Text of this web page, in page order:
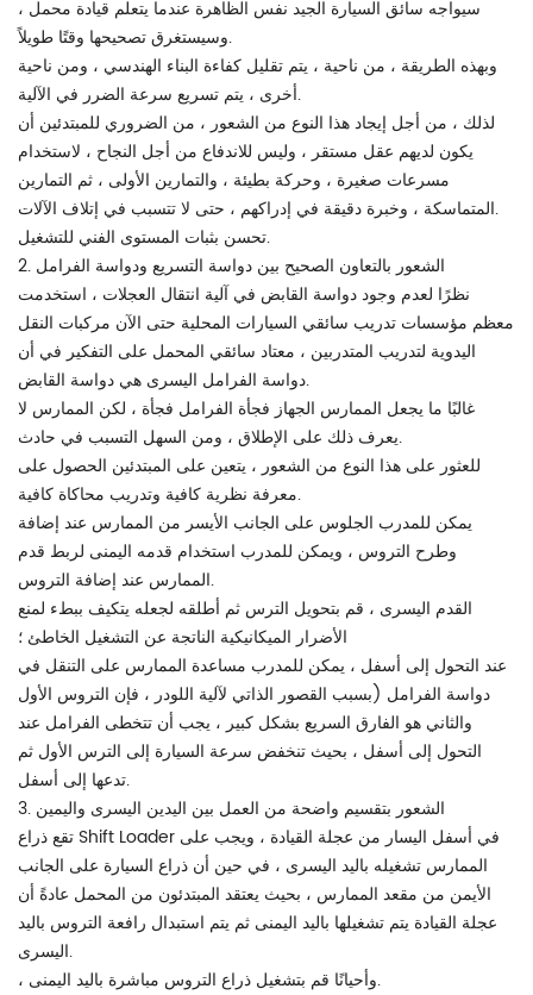
سيواجه سائق السيارة الجيد نفس الظاهرة عندما يتعلم قيادة محمل ،
وسيستغرق تصحيحها وقتًا طويلاً.
وبهذه الطريقة ، من ناحية ، يتم تقليل كفاءة البناء الهندسي ، ومن ناحية
أخرى ، يتم تسريع سرعة الضرر في الآلية.
لذلك ، من أجل إيجاد هذا النوع من الشعور ، من الضروري للمبتدئين أن
يكون لديهم عقل مستقر ، وليس للاندفاع من أجل النجاح ، لاستخدام
مسرعات صغيرة ، وحركة بطيئة ، والتمارين الأولى ، ثم التمارين
المتماسكة ، وخبرة دقيقة في إدراكهم ، حتى لا تتسبب في إتلاف الآلات.
تحسن بثبات المستوى الفني للتشغيل.
2. الشعور بالتعاون الصحيح بين دواسة التسريع ودواسة الفرامل
نظرًا لعدم وجود دواسة القابض في آلية انتقال العجلات ، استخدمت
معظم مؤسسات تدريب سائقي السيارات المحلية حتى الآن مركبات النقل
اليدوية لتدريب المتدربين ، معتاد سائقي المحمل على التفكير في أن
دواسة الفرامل اليسرى هي دواسة القابض.
غالبًا ما يجعل الممارس الجهاز فجأة الفرامل فجأة ، لكن الممارس لا
يعرف ذلك على الإطلاق ، ومن السهل التسبب في حادث.
للعثور على هذا النوع من الشعور ، يتعين على المبتدئين الحصول على
معرفة نظرية كافية وتدريب محاكاة كافية.
يمكن للمدرب الجلوس على الجانب الأيسر من الممارس عند إضافة
وطرح التروس ، ويمكن للمدرب استخدام قدمه اليمنى لربط قدم
الممارس عند إضافة التروس.
القدم اليسرى ، قم بتحويل الترس ثم أطلقه لجعله يتكيف ببطء لمنع
الأضرار الميكانيكية الناتجة عن التشغيل الخاطئ ؛
عند التحول إلى أسفل ، يمكن للمدرب مساعدة الممارس على التنقل في
دواسة الفرامل (بسبب القصور الذاتي لآلية اللودر ، فإن التروس الأول
والثاني هو الفارق السريع بشكل كبير ، يجب أن تتخطى الفرامل عند
التحول إلى أسفل ، بحيث تنخفض سرعة السيارة إلى الترس الأول ثم
تدعها إلى أسفل.
3. الشعور بتقسيم واضحة من العمل بين اليدين اليسرى واليمين
تقع ذراع Shift Loader في أسفل اليسار من عجلة القيادة ، ويجب على
الممارس تشغيله باليد اليسرى ، في حين أن ذراع السيارة على الجانب
الأيمن من مقعد الممارس ، بحيث يعتقد المبتدئون من المحمل عادةً أن
عجلة القيادة يتم تشغيلها باليد اليمنى ثم يتم استبدال رافعة التروس باليد
اليسرى.
، وأحيانًا قم بتشغيل ذراع التروس مباشرة باليد اليمنى.